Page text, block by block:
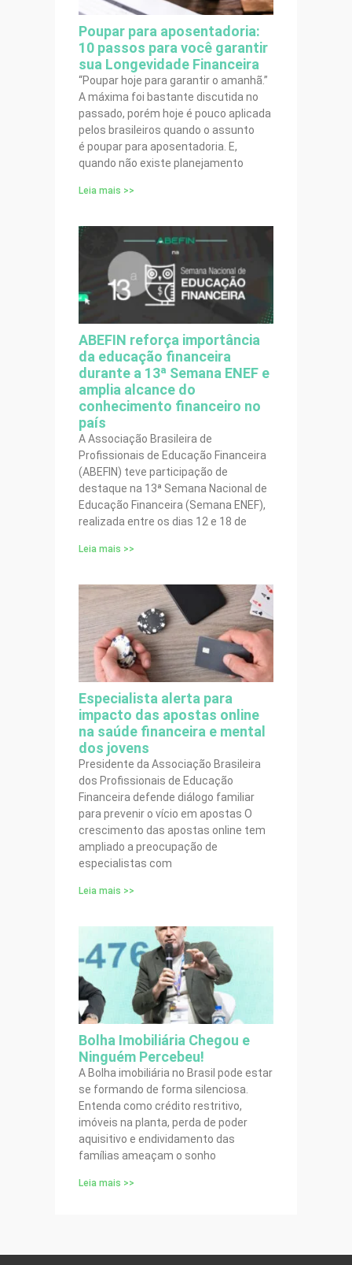
Poupar para aposentadoria:
10 passos para você garantir
sua Longevidade Financeira
“Poupar hoje para garantir o amanhã.”
A máxima foi bastante discutida no
passado, porém hoje é pouco aplicada
pelos brasileiros quando o assunto
é poupar para aposentadoria. E,
quando não existe planejamento
Leia mais >>
ABEFIN reforça importância
da educação financeira
durante a 13ª Semana ENEF e
amplia alcance do
conhecimento financeiro no
país
A Associação Brasileira de
Profissionais de Educação Financeira
(ABEFIN) teve participação de
destaque na 13ª Semana Nacional de
Educação Financeira (Semana ENEF),
realizada entre os dias 12 e 18 de
Leia mais >>
Especialista alerta para
impacto das apostas online
na saúde financeira e mental
dos jovens
Presidente da Associação Brasileira
dos Profissionais de Educação
Financeira defende diálogo familiar
para prevenir o vício em apostas O
crescimento das apostas online tem
ampliado a preocupação de
especialistas com
Leia mais >>
Bolha Imobiliária Chegou e
Ninguém Percebeu!
A Bolha imobiliária no Brasil pode estar
se formando de forma silenciosa.
Entenda como crédito restritivo,
imóveis na planta, perda de poder
aquisitivo e endividamento das
famílias ameaçam o sonho
Leia mais >>